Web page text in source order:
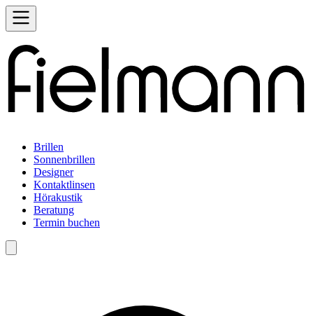
Brillen
Sonnenbrillen
Designer
Kontaktlinsen
Hörakustik
Beratung
Termin buchen